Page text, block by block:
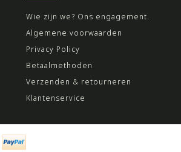
Wie zijn we? Ons engagement.
Algemene voorwaarden
Privacy Policy
Betaalmethoden
Verzenden & retourneren
Klantenservice